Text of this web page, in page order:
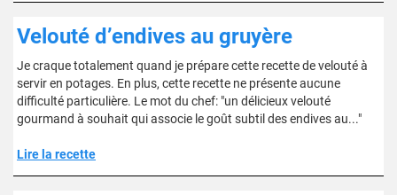
Velouté d’endives au gruyère
Je craque totalement quand je prépare cette recette de velouté à
servir en potages. En plus, cette recette ne présente aucune
difficulté particulière. Le mot du chef: "un délicieux velouté
gourmand à souhait qui associe le goût subtil des endives au..."
Lire la recette